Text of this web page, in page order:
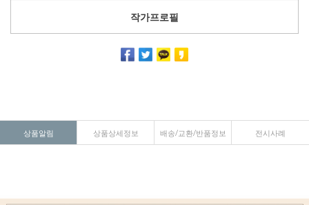
작가프로필
상품알림 상품상세정보 배송/교환/반품정보 전시사례